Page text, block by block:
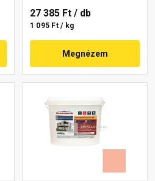
27 385 Ft / db
1 095 Ft / kg
Megnézem